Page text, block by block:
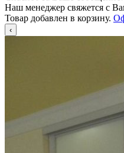
Наш менеджер свяжется с
Товар добавлен в корзину.